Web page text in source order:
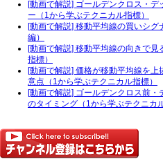
[動画で解説] ゴールデンクロス・
ー（1から学ぶテクニカル指標）
[動画で解説] 移動平均線の買いシ
編）
[動画で解説] 移動平均線の向きで
指標）
[動画で解説] 価格が移動平均線を
意点（1から学ぶテクニカル指標）
[動画で解説] ゴールデンクロス前
のタイミング（1から学ぶテクニカ